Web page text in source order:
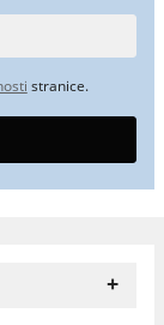
stranice.
+